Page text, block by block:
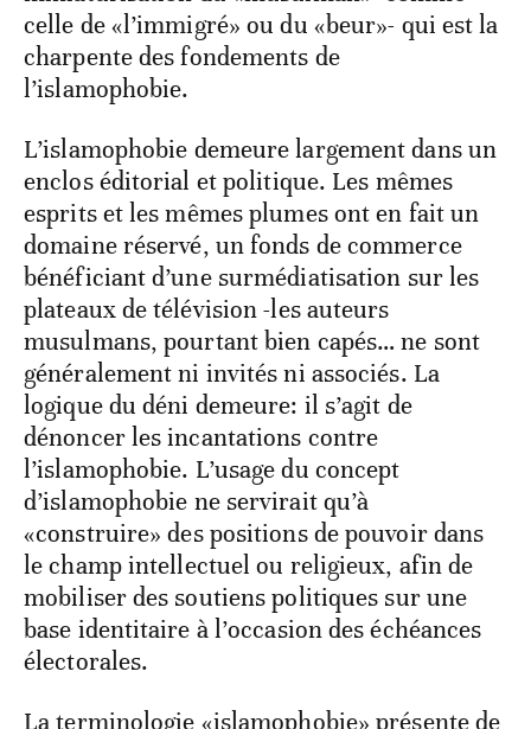
celle de «l’immigré» ou du «beur»- qui est la
charpente des fondements de
l’islamophobie.
L’islamophobie demeure largement dans un
enclos éditorial et politique. Les mêmes
esprits et les mêmes plumes ont en fait un
domaine réservé, un fonds de commerce
bénéficiant d’une surmédiatisation sur les
plateaux de télévision -les auteurs
musulmans, pourtant bien capés… ne sont
généralement ni invités ni associés. La
logique du déni demeure: il s’agit de
dénoncer les incantations contre
l’islamophobie. L’usage du concept
d’islamophobie ne servirait qu’à
«construire» des positions de pouvoir dans
le champ intellectuel ou religieux, afin de
mobiliser des soutiens politiques sur une
base identitaire à l’occasion des échéances
électorales.
La terminologie «islamophobie» présente de